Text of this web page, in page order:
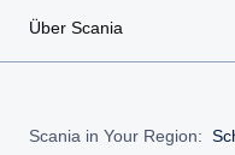
Über Scania
Scania in Your Region: